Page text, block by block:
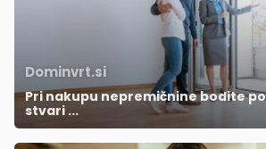
Dominvrt.si
Pri nakupu nepremičnine bodite
stvari ...